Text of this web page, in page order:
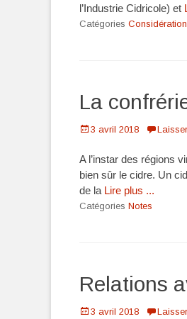
l’Industrie Cidricole) et
Catégories
La
Posté
3 avril 2018
A l’instar des régions
bien sûr le cidre. Un
de la Lire plus ...
Catégories Notes
Relations
Posté
3 avril 2018